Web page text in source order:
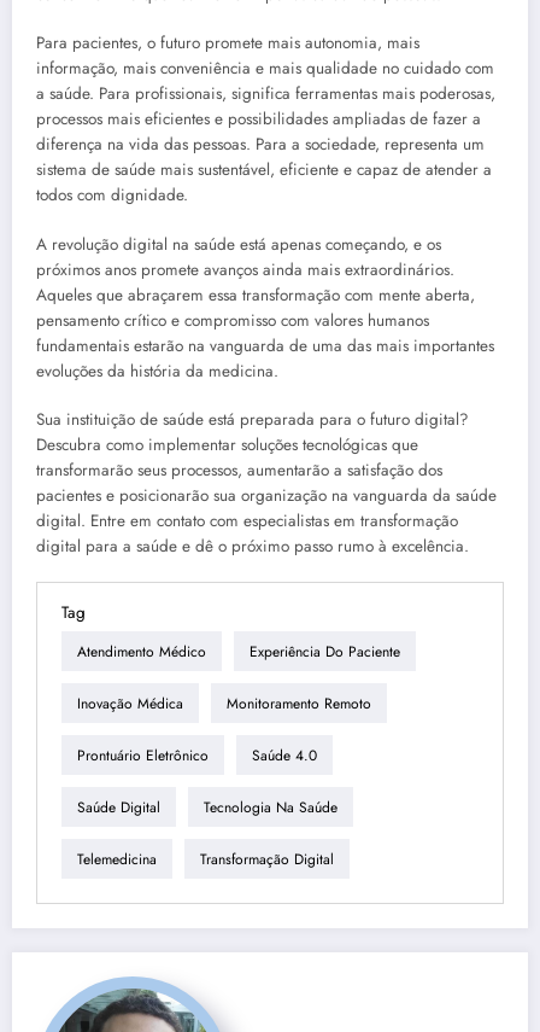
Para pacientes, o futuro promete mais autonomia, mais
informação, mais conveniência e mais qualidade no cuidado com
a saúde. Para profissionais, significa ferramentas mais poderosas,
processos mais eficientes e possibilidades ampliadas de fazer a
diferença na vida das pessoas. Para a sociedade, representa um
sistema de saúde mais sustentável, eficiente e capaz de atender a
todos com dignidade.
A revolução digital na saúde está apenas começando, e os
próximos anos promete avanços ainda mais extraordinários.
Aqueles que abraçarem essa transformação com mente aberta,
pensamento crítico e compromisso com valores humanos
fundamentais estarão na vanguarda de uma das mais importantes
evoluções da história da medicina.
Sua instituição de saúde está preparada para o futuro digital?
Descubra como implementar soluções tecnológicas que
transformarão seus processos, aumentarão a satisfação dos
pacientes e posicionarão sua organização na vanguarda da saúde
digital. Entre em contato com especialistas em transformação
digital para a saúde e dê o próximo passo rumo à excelência.
Tag
Atendimento Médico Experiência Do Paciente
Inovação Médica Monitoramento Remoto
Prontuário Eletrônico Saúde 4.0
Saúde Digital Tecnologia Na Saúde
Telemedicina Transformação Digital